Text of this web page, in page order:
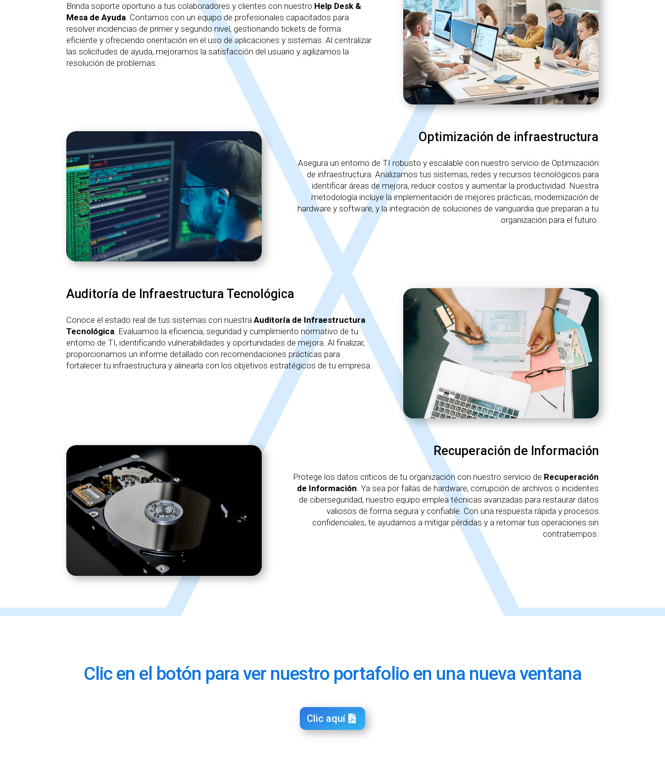
Brinda soporte oportuno a tus colaboradores y clientes con nuestro Help Desk &
Mesa de Ayuda . Contamos con un equipo de profesionales capacitados para
resolver incidencias de primer y segundo nivel, gestionando tickets de forma
eficiente y ofreciendo orientación en el uso de aplicaciones y sistemas. Al centralizar
las solicitudes de ayuda, mejoramos la satisfacción del usuario y agilizamos la
resolución de problemas.
Optimización de infraestructura
Asegura un entorno de TI robusto y escalable con nuestro servicio de Optimización
de infraestructura. Analizamos tus sistemas, redes y recursos tecnológicos para
identificar áreas de mejora, reducir costos y aumentar la productividad. Nuestra
metodología incluye la implementación de mejores prácticas, modernización de
hardware y software, y la integración de soluciones de vanguardia que preparan a tu
organización para el futuro.
Auditoría de Infraestructura Tecnológica
Conoce el estado real de tus sistemas con nuestraAuditoría de Infraestructura
Tecnológica . Evaluamos la eficiencia, seguridad y cumplimiento normativo de tu
entorno de TI, identificando vulnerabilidades y oportunidades de mejora. Al finalizar,
proporcionamos un informe detallado con recomendaciones prácticas para
fortalecer tu infraestructura y alinearla con los objetivos estratégicos de tu empresa.
Recuperación de Información
Protege los datos críticos de tu organización con nuestro servicio de Recuperación
de Información . Ya sea por fallas de hardware, corrupción de archivos o incidentes
de ciberseguridad, nuestro equipo emplea técnicas avanzadas para restaurar datos
valiosos de forma segura y confiable. Con una respuesta rápida y procesos
confidenciales, te ayudamos a mitigar pérdidas y a retomar tus operaciones sin
contratiempos.
Clic en el botón para ver nuestro portafolio en una nueva ventana
Clic aquí